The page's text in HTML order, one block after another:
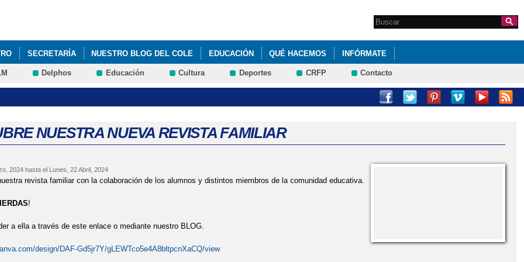
Formulario de
búsqueda
Search this site
SECRETARÍA NUESTRO BLOG DEL COLE EDUCACIÓN QUÉ HACEMOS INFÓRMATE
CENTRO 2023-2024 PLAN DIGITAL DE CENTRO 2025/2026 REVISTA ESCOLAR Nº6 REVISTA FAMILIAR
Delphos Educación Cultura Deportes CRFP Contacto
NUESTRA NUEVA REVISTA FAMILIAR
2024hasta el Lunes, 22 Abril, 2024
revista familiar con la colaboración de los alumnos y distintos miembros de la comunidad educativa.
!
a ella a través de este enlace o mediante nuestro BLOG.
design/DAF-Gd5jr7Y/gLEWTco5e4A8bltpcnXaCQ/view